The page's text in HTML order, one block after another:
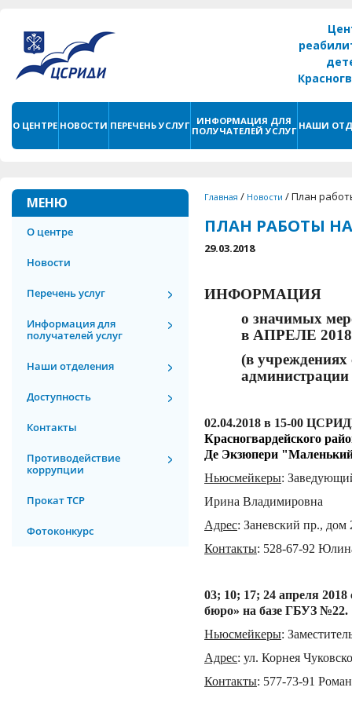
О ЦЕНТРЕ НОВОСТИ ПЕРЕЧЕНЬ УСЛУГ
ИНФОРМАЦИЯ ДЛЯ
ПОЛУЧАТЕЛЕЙ УСЛУГ НАШИ
МЕНЮ
О центре
Новости
Перечень услуг
Информация для
получателей услуг
Наши отделения
Доступность
Контакты
Противодействие
коррупции
Прокат ТСР
Фотоконкурс
Главная / Новости /План
ПЛАН РАБОТЫ НА
29.03.2018
ИНФОРМАЦИЯ
о значимых
в АПРЕЛЕ2018
(в
02.04.2018 в 15-00
Красногвардейского
Де Экзюпери
Ньюсмейкеры:
Ирина Владимировна
Адрес: Заневский пр., дом
Контакты: 528-67-92
03; 10; 17; 24 апреля
бюро» на базе ГБУЗ №22.
Ньюсмейкеры:
Адрес: ул. Корнея
Контакты: 577-73-91